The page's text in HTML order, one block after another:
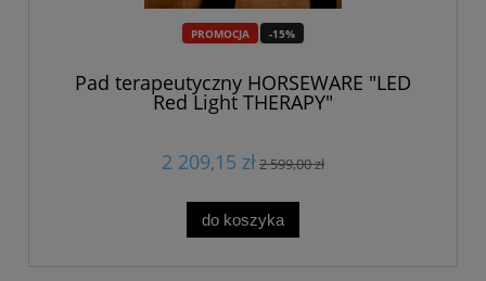
PROMOCJA -15%
Pad terapeutyczny HORSEWARE "LED
Red Light THERAPY"
2 209,15 zł2 599,00 zł
do koszyka